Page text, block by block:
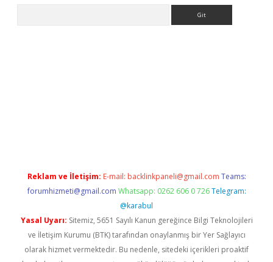
Reklam ve İletişim: E-mail: backlinkpaneli@gmail.com Teams:
forumhizmeti@gmail.com Whatsapp: 0262 606 0 726 Telegram:
@karabul
Yasal Uyarı: Sitemiz, 5651 Sayılı Kanun gereğince Bilgi Teknolojileri
ve İletişim Kurumu (BTK) tarafından onaylanmış bir Yer Sağlayıcı
olarak hizmet vermektedir. Bu nedenle, sitedeki içerikleri proaktif